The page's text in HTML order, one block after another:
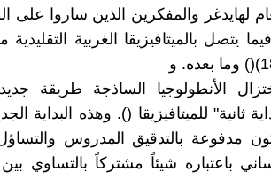
لهايدغر والمفكرين الذين ساروا على
يتصل بالميتافيزيقا الغربية التقليدية
الأنطولوجيا الساذجة طريقة
ثانية" للميتافيزيقا (). وهذه البداية
مدفوعة بالتدقيق المدروس
باعتباره شيئاً مشتركاً بالتساوي